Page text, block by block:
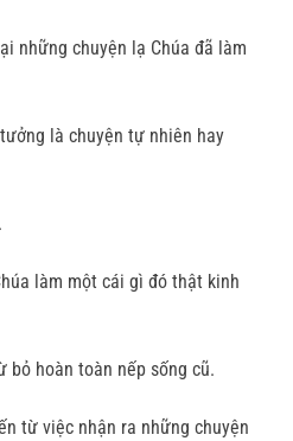
những chuyện lạ Chúa đã làm
là chuyện tự nhiên hay
làm một cái gì đó thật kinh
bỏ hoàn toàn nếp sống cũ.
từ việc nhận ra những chuyện